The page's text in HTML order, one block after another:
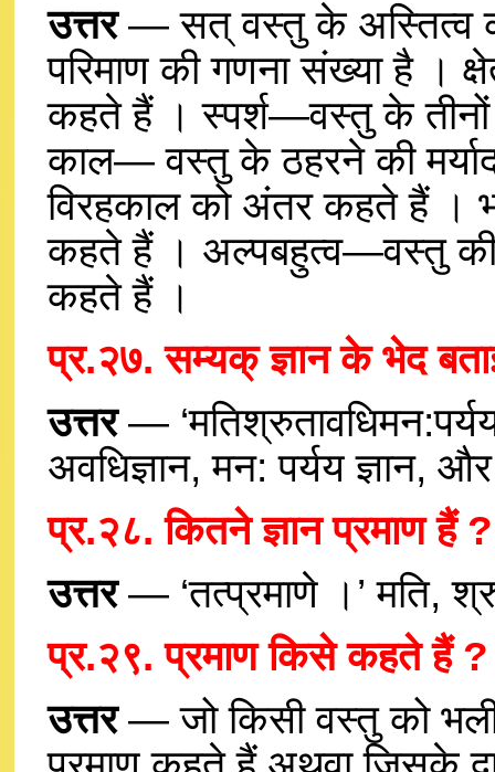
उत्तर— सत् वस्तु के अस्तित्व
परिमाण की गणना संख्या है ।
कहते हैं । स्पर्श—वस्तु के
काल— वस्तु के ठहरने की
विरहकाल को अंतर कहते हैं ।
कहते हैं । अल्पबहुत्व—वस्तु की
कहते हैं ।
प्र.२७. सम्यक् ज्ञान के भेद
उत्तर—
अवधिज्ञान, मन: पर्यय ज्ञान,
प्र.२८. कितने ज्ञान प्रमाण हैं ?
उत्तर— ‘तत्प्रमाणे ।’ मति,
प्र.२९. प्रमाण किसे कहते हैं ?
उत्तर— जो किसी वस्तु को